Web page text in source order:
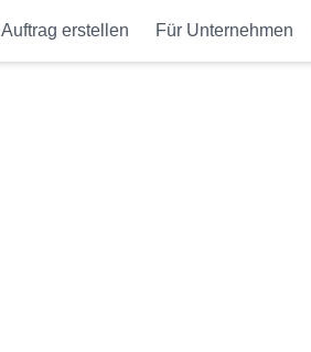
Auftrag erstellen Für Unternehmen